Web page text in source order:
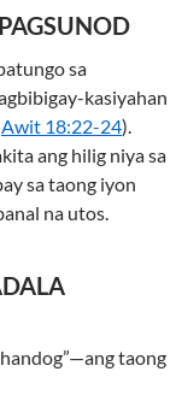
sa
kasiyahan
Awit 18:22-24).
ang hilig niya sa
sa taong iyon
na utos.
taong